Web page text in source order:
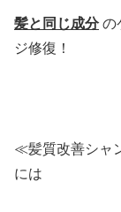
髪と同じ成分の
ジ修復！
≪髪質改善シャ
には